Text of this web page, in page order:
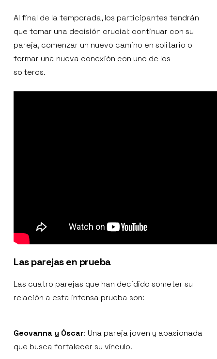
Al final de la temporada, los participantes tendrán
que tomar una decisión crucial: continuar con su
pareja, comenzar un nuevo camino en solitario o
formar una nueva conexión con uno de los
solteros.
Las parejas en prueba
Las cuatro parejas que han decidido someter su
relación a esta intensa prueba son:
Geovanna y Óscar: Una pareja joven y apasionada
que busca fortalecer su vínculo.